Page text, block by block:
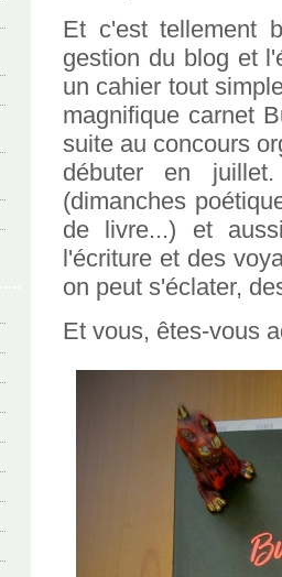
Et c'est tellement
gestion du blog et
un cahier tout
magnifique carnet
suite au concours
débuter en
(dimanches
de livre...) et
l'écriture et des
on peut s'éclater,
Et vous, êtes-vous